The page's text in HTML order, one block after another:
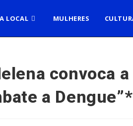
LOCAL MULHERES
convoca
a